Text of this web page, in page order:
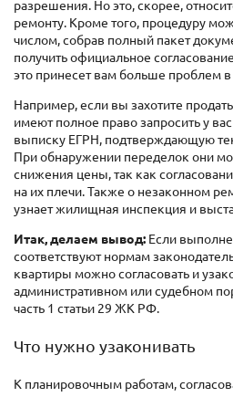
разрешения. Но это, скорее,
ремонту. Кроме того, процедуру
числом, собрав полный пакет
получить официальное
это принесет вам больше проблем
Например, если вы захотите
имеют полное право запросить у
выписку ЕГРН, подтверждающую
При обнаружении переделок они
снижения цены, так как
на их плечи. Также о незаконном
узнает жилищная инспекция и
Итак, делаем вывод: Если
соответствуют нормам
квартиры можно согласовать и
административном или судебном
часть 1 статьи 29 ЖК РФ.
Что нужно узаконивать
К планировочным работам,